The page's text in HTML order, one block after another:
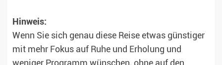
Hinweis:
Wenn Sie sich genau diese Reise etwas günstiger
mit mehr Fokus auf Ruhe und Erholung und